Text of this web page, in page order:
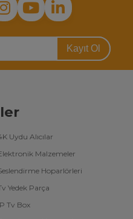
Kayıt Ol
Uydu Alıcılar
Malzemeler
Hoparlörleri
Yedek Parça
Tv Box